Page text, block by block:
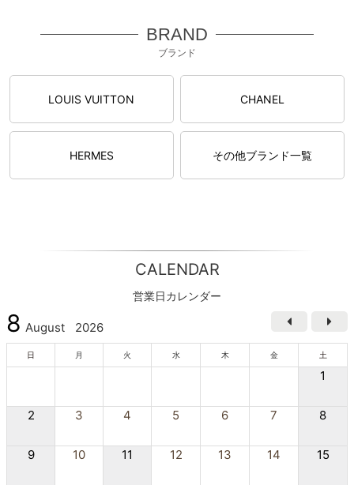
BRAND
ブランド
LOUIS VUITTON CHANEL
HERMES その他ブランド一覧
CALENDAR
営業日カレンダー
8 August 2026
日 月 火 水 木 金 土
1
2 3 4 5 6 7 8
9 10 11 12 13 14 15